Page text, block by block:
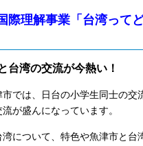
際理解事業「台湾って
台湾の交流が今熱い！
は、日台の小学生同士の交
が盛んになっています。
ついて、特色や魚津市と台